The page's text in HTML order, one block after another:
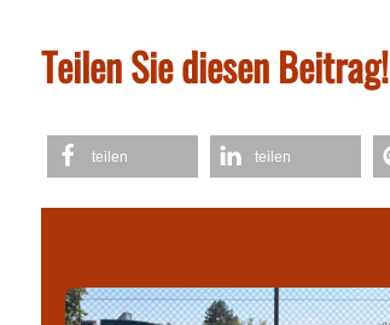
Teilen Sie diesen Beitrag!
teilen teilen